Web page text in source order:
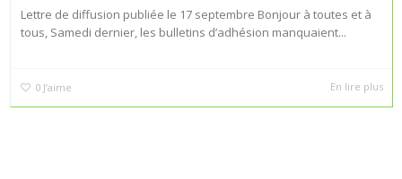
Lettre de diffusion publiée le 17 septembre Bonjour à toutes et à
tous, Samedi dernier, les bulletins d’adhésion manquaient...
0 J’aime En lire plus